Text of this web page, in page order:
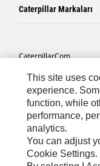
Caterpillar Markaları
Caterpillar.com
Caterpillar Müşteri
Site Haritası
Cookie Settings
Yasal
Gizlilik
This site uses
experience.
function, while
performance,
analytics.
You can adjust
Cookie Settings.